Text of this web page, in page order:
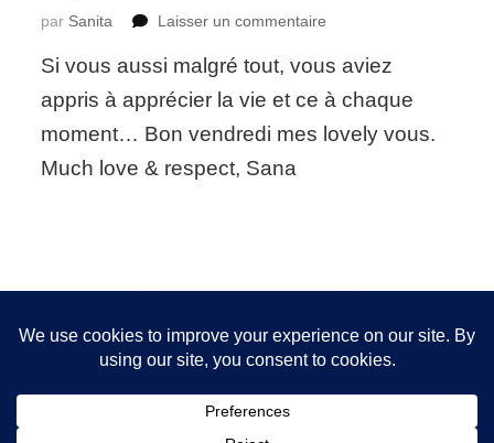
par Sanita Laisser un commentaire
post
"
aveu
"
Si vous aussi malgré tout, vous aviez
appris à apprécier la vie et ce à chaque
moment… Bon vendredi mes lovely vous.
Much love & respect, Sana
FOLLOW ME!
Nous utilisons des cookies pour vous garantir la meilleure
expérience sur notre site. Si vous continuez à utiliser ce
dernier, nous considérerons que vous acceptez l'utilisation des
cookies.